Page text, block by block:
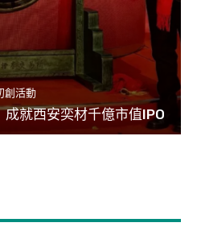
創活動
就西安奕材千億市值IPO